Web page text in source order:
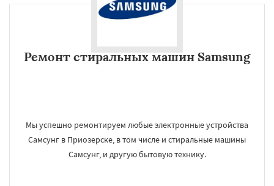
Ремонт стиральных машин Samsung
Мы успешно ремонтируем любые электронные устройства
Самсунг в Приозерске, в том числе и стиральные машины
Самсунг, и другую бытовую технику.